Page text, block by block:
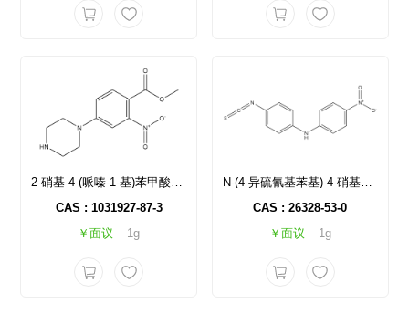
2-硝基-4-(哌嗪-1-基)苯甲酸甲酯
CAS : 1031927-87-3
￥面议
1g
N-(4-异硫氰基苯基)-4-硝基苯胺
CAS : 26328-53-0
￥面议
1g